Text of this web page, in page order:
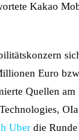
Kakao
Euro
Quellen
Uber die